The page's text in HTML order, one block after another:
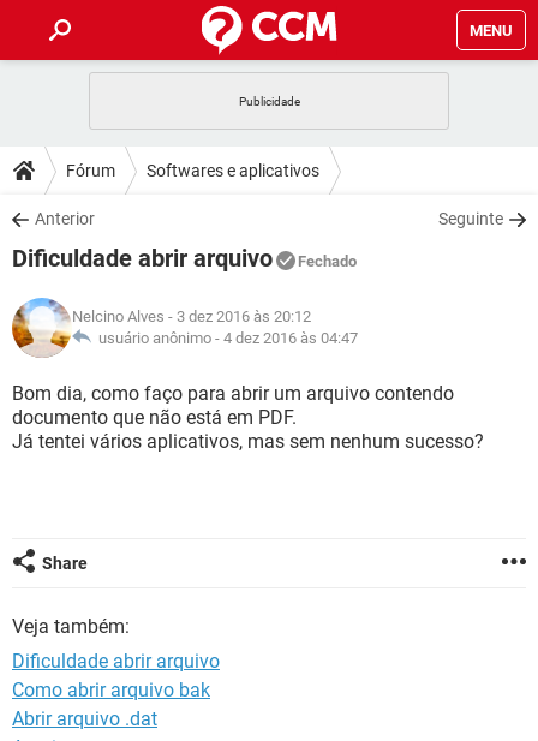
MENU
CELULAR FACEBOOK
OUTLOOK
INSTAGRAM GMAIL
GUIA DE COMPRAS
DICAS
JOGOS WHATSAPP
INSTAGRAM GMAIL
GUIA DE COMPRAS
DOWNLOADS
JOGOS WHATSAPP
CELULAR
OUTLOOK EXCEL
INSTAGRAM
GUIA DE COMPRAS
JOGOS WHATSAPP
CELULAR
OUTLOOK EXCEL
INSTAGRAM GMAIL
GLOSSÁRIO
JOGOS WHATSAPP
CELULAR FACEBOOK
GUIA DE COMPRAS
Fórum Softwares e aplicativos
Anterior Seguinte
Dificuldade abrir arquivo Fechado
Nelcino Alves - 3 dez 2016 às 20:12
usuário anônimo - 4 dez 2016 às 04:47
Bom dia, como faço para abrir um arquivo contendo
documento que não está em PDF.
Já tentei vários aplicativos, mas sem nenhum sucesso?
Share
Veja também:
Dificuldade abrir arquivo
Como abrir arquivo bak
Abrir arquivo .dat